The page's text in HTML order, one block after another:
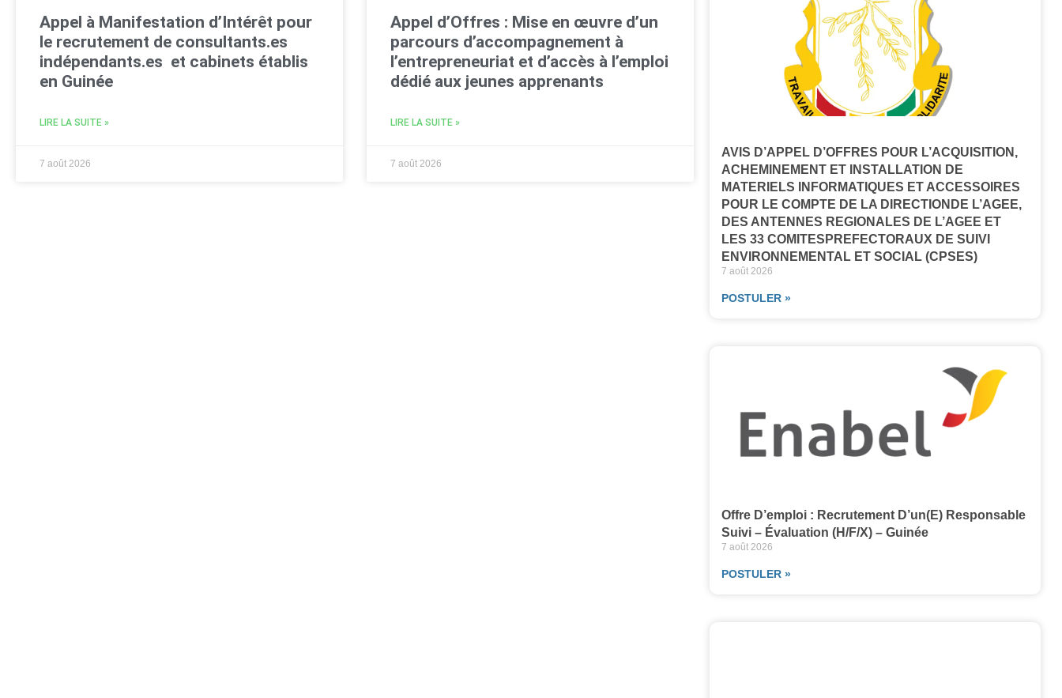
Appel à Manifestation d’Intérêt pour
le recrutement de consultants.es
indépendants.es et cabinets établis
en Guinée
LIRE LA SUITE »
7 août 2026
Appel d’Offres : Mise en œuvre d’un
parcours d’accompagnement à
l’entrepreneuriat et d’accès à l’emploi
dédié aux jeunes apprenants
LIRE LA SUITE »
7 août 2026
AVIS D’APPEL D’OFFRES POUR L’ACQUISITION,
ACHEMINEMENT ET INSTALLATION DE
MATERIELS INFORMATIQUES ET ACCESSOIRES
POUR LE COMPTE DE LA DIRECTIONDE L’AGEE,
DES ANTENNES REGIONALES DE L’AGEE ET
LES 33 COMITESPREFECTORAUX DE SUIVI
ENVIRONNEMENTAL ET SOCIAL (CPSES)
7 août 2026
POSTULER »
Offre D’emploi : Recrutement D’un(e) Responsable
Suivi – Évaluation (H/F/X) – Guinée
7 août 2026
POSTULER »